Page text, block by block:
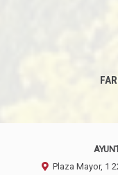
Plaza Mayor, 1